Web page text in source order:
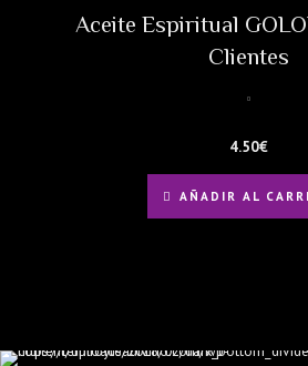
Aceite Espiritual
Clientes
4.50€
AÑADIR AL